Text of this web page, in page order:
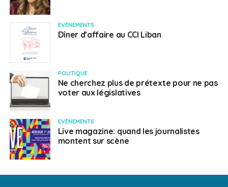
EVÈNEMENTS
Dîner d’affaire au CCI Liban
POLITIQUE
Ne cherchez plus de prétexte pour ne pas
voter aux législatives
EVÈNEMENTS
Live magazine: quand les journalistes
montent sur scène